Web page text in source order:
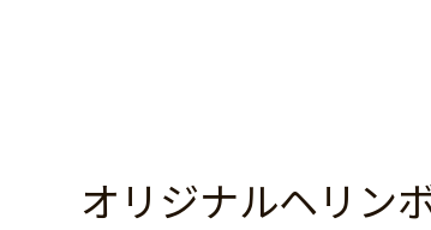
オリジナルヘリン